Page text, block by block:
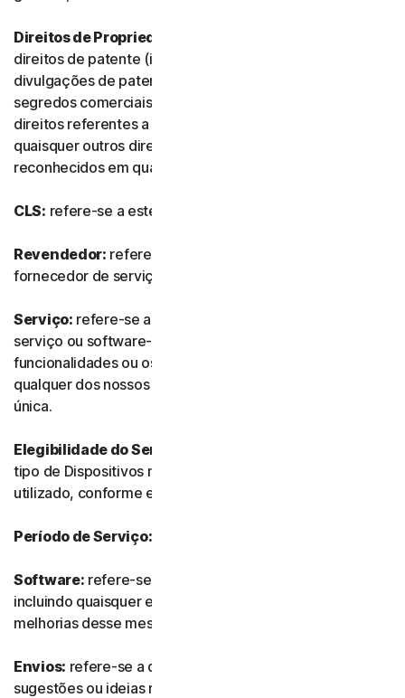
Direitos de Propriedade Intelectual:
direitos de patente (incluindo, sem limitação, pedidos e
divulgações de patente), invenções, direitos de autor,
segredos comerciais, direitos morais, know-how,
direitos referentes a dados e bases de dados e
quaisquer outros direitos de propriedade intelectual
reconhecidos em qualquer país ou jurisdição do mundo.
CLS: refere-se a este Contrato de Licença e Serviços.
Revendedor: refere-se a qualquer revendedor ou
fornecedor de serviços de TI autorizado por nós.
Serviço: refere-se a qualquer oferta de subscrição de
serviço ou software-como-serviço, juntamente com as
funcionalidades ou os serviços associados, assim como
qualquer dos nossos produtos ou serviços de compra
única.
Elegibilidade do Serviço:
tipo de Dispositivos no qual o Software pode ser
utilizado, conforme especificado na Documentação.
Período de Serviço:
Software: refere-se a qualquer do nosso software,
incluindo quaisquer edições, revisões, atualizações ou
melhorias desse mesmo software.
Envios: refere-se a quaisquer comentários, avaliações,
sugestões ou ideias relacionados com os Serviços que o